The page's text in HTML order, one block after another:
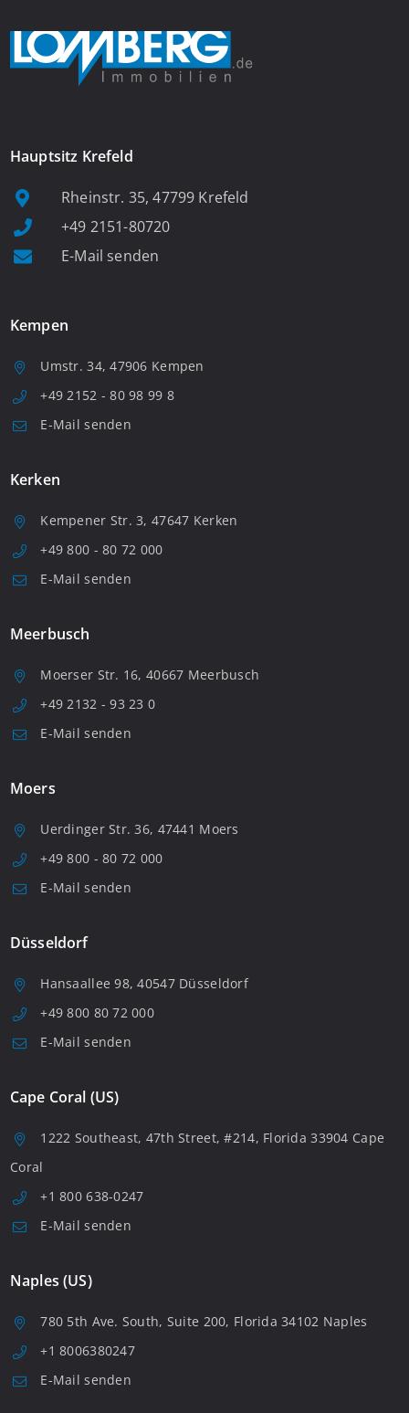
Hauptsitz Krefeld
Rheinstr. 35, 47799 Krefeld
+49 2151-80720
E-Mail senden
Kempen
Umstr. 34, 47906 Kempen
+49 2152 - 80 98 99 8
E-Mail senden
Kerken
Kempener Str. 3, 47647 Kerken
+49 800 - 80 72 000
E-Mail senden
Meerbusch
Moerser Str. 16, 40667 Meerbusch
+49 2132 - 93 23 0
E-Mail senden
Moers
Uerdinger Str. 36, 47441 Moers
+49 800 - 80 72 000
E-Mail senden
Düsseldorf
Hansaallee 98, 40547 Düsseldorf
+49 800 80 72 000
E-Mail senden
Cape Coral (US)
1222 Southeast, 47th Street, #214, Florida 33904 Cape
Coral
+1 800 638-0247
E-Mail senden
Naples (US)
780 5th Ave. South, Suite 200, Florida 34102 Naples
+1 8006380247
E-Mail senden